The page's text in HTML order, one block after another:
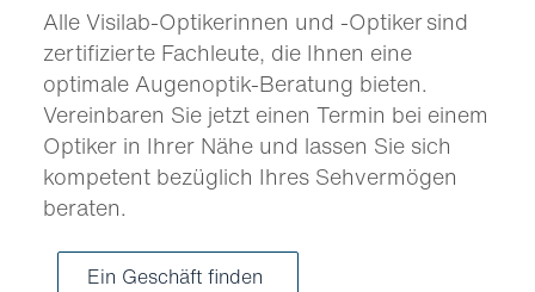
Alle Visilab-Optikerinnen und -Optiker sind
zertifizierte Fachleute, die Ihnen eine
optimale Augenoptik-Beratung bieten.
Vereinbaren Sie jetzt einen Termin bei einem
Optiker in Ihrer Nähe und lassen Sie sich
kompetent bezüglich Ihres Sehvermögen
beraten.
Ein Geschäft finden